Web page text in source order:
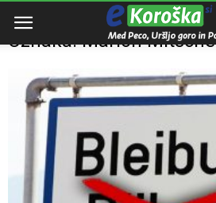
Domov Marion Mitsche
Oznaka: Marion Mitsche